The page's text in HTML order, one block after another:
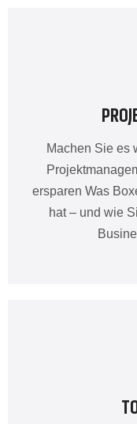
Machen Sie es
ersparen Was
hat – und wie